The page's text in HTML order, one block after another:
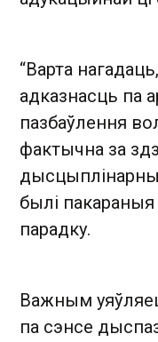
“Варта
адказнасць па
пазбаўлення
фактычна за
былі
парадку.
Важным
па сэнсе